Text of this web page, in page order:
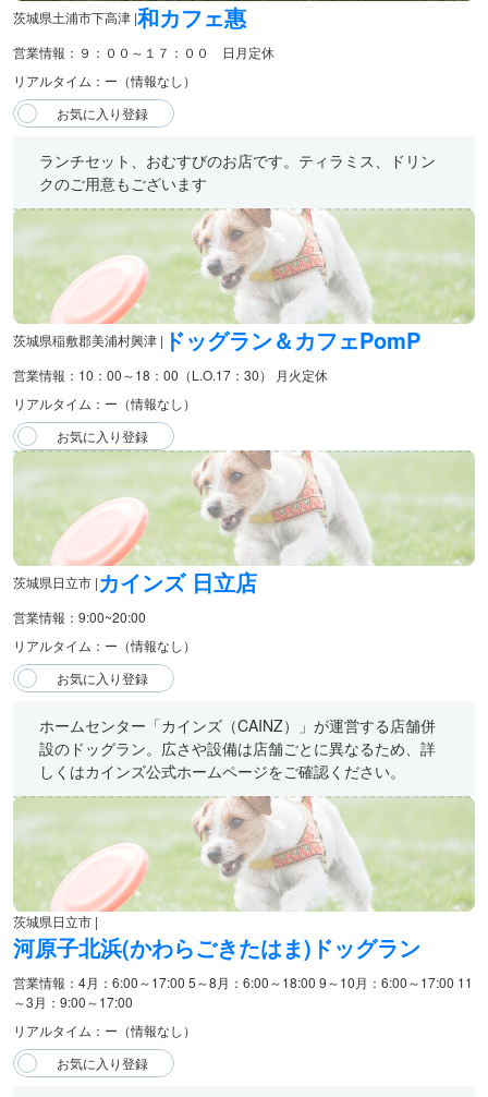
茨城県土浦市下高津 |和カフェ惠
営業情報：９：００～１７：００ 日月定休
リアルタイム：ー（情報なし）
ランチセット、おむすびのお店です。ティラミス、ドリン
クのご用意もございます
茨城県稲敷郡美浦村興津 | ドッグラン＆カフェPomP
営業情報：10：00～18：00（L.O.17：30） 月火定休
リアルタイム：ー（情報なし）
茨城県日立市 |カインズ 日立店
営業情報：9:00~20:00
リアルタイム：ー（情報なし）
ホームセンター「カインズ（CAINZ）」が運営する店舗併
設のドッグラン。広さや設備は店舗ごとに異なるため、詳
しくはカインズ公式ホームページをご確認ください。
茨城県日立市 |
河原子北浜(かわらごきたはま)ドッグラン
営業情報：4月：6:00～17:00 5～8月：6:00～18:00 9～10月：6:00～17:00 11
～3月：9:00～17:00
リアルタイム：ー（情報なし）